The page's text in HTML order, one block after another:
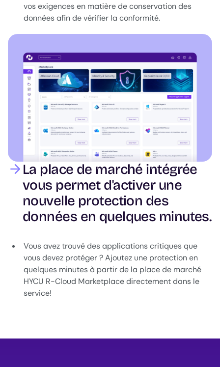
vos exigences en matière de conservation des
données afin de vérifier la conformité.
Image
La place de marché intégrée
vous permet d'activer une
nouvelle protection des
données en quelques minutes.
Vous avez trouvé des applications critiques que
vous devez protéger ? Ajoutez une protection en
quelques minutes à partir de la place de marché
HYCU R-Cloud Marketplace directement dans le
service!